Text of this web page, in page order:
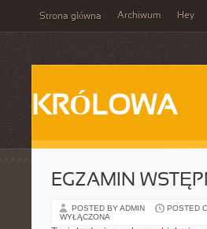
Strona główna Archiwum Hey
KRÓLOWA
EGZAMIN
POSTED BY ADMIN POSTED
WYŁĄCZONA